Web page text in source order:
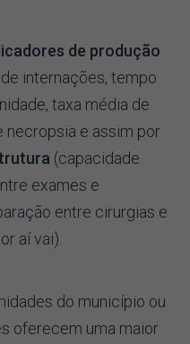
de produção
internações, tempo
taxa média de
necropsia e assim por
(capacidade
exames e
entre cirurgias e
aí vai).
do município ou
oferecem uma maior